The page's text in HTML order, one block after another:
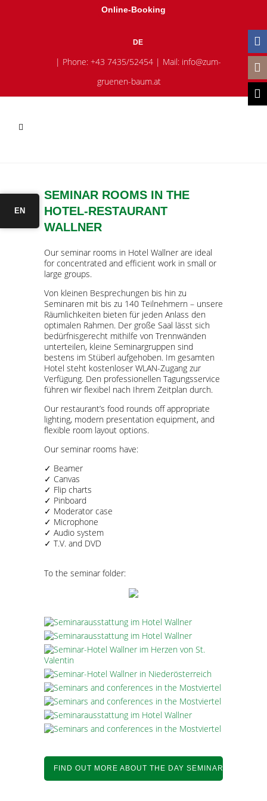
Online-Booking
DE
| Phone: +43 7435/52454| Mail: info@zum-
gruenen-baum.at
SEMINAR ROOMS IN THE
HOTEL-RESTAURANT
WALLNER
Our seminar rooms in Hotel Wallner are ideal
for concentrated and efficient work in small or
large groups.
Von kleinen Besprechungen bis hin zu
Seminaren mit bis zu 140 Teilnehmern – unsere
Räumlichkeiten bieten für jeden Anlass den
optimalen Rahmen. Der große Saal lässt sich
bedürfnisgerecht mithilfe von Trennwänden
unterteilen, kleine Seminargruppen sind
bestens im Stüberl aufgehoben. Im gesamten
Hotel steht kostenloser WLAN-Zugang zur
Verfügung. Den professionellen Tagungsservice
führen wir flexibel nach Ihrem Zeitplan durch.
Our restaurant’s food rounds off appropriate
lighting, modern presentation equipment, and
flexible room layout options.
Our seminar rooms have:
✓ Beamer
✓ Canvas
✓ Flip charts
✓ Pinboard
✓ Moderator case
✓ Microphone
✓ Audio system
✓ T.V. and DVD
To the seminar folder:
FIND OUT MORE ABOUT THE DAY SEMINAR IN THE
EN